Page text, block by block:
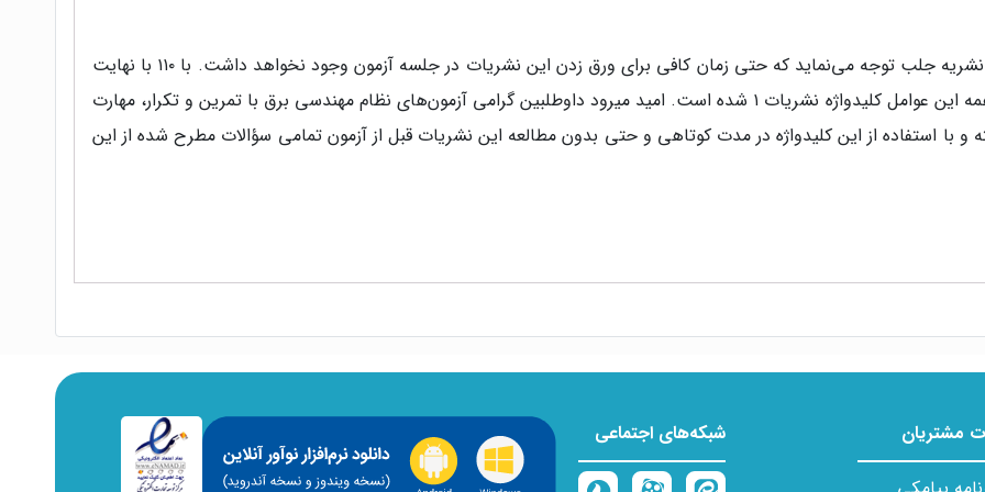
با بررسی این نشریات تعداد صفحات بسیار بالاي این دو نشریه جلب توجه می‌نماید که حتی زمان کافی برای ورق زدن این نشریات در جلسه آزمون وجود نخواهد داشت. با ۱۱۰ با نهایت
دقت و با آدرس دهی مناسب تهیه – ۱۱۰ و ۲ – توجه به همه این عوامل کلیدواژه نشریات ۱ شده است. امید میرود داوطلبین گرامی آزمون‌های نظام مهندسی برق با تمرین و تکرار، مهارت
و با استفاده از این کلیدواژه در مدت کوتاهی و حتی بدون مطالعه این نشریات قبل از آزمون تمامی سؤالات مطرح شده از این
مشتریان
شبکه‌های اجتماعی